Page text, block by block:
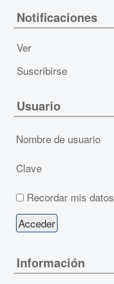
Notificaciones
Ver
Suscribirse
Usuario
Nombre de usuario
Clave
Recordar mis datos
Información